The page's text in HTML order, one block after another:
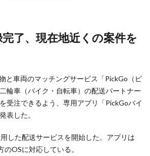
と車両のマッチングサービス「PickGo（ピ
輪車（バイク・自転車）の配送パートナー
受注できるよう、専用アプリ「PickGoバイ
表した。
した配送サービスを開始した。アプリは
OSに対応している。